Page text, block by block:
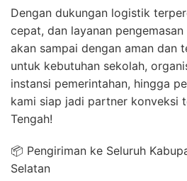
Dengan dukungan logistik
cepat, dan layanan
akan sampai dengan aman dan
untuk kebutuhan sekolah,
instansi pemerintahan, hingga
kami siap jadi partner konveksi
Tengah!
📦 Pengiriman ke Seluruh
Selatan